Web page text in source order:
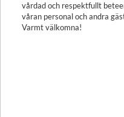
vårdad och respektfullt
våran personal och andra
Varmt välkomna!